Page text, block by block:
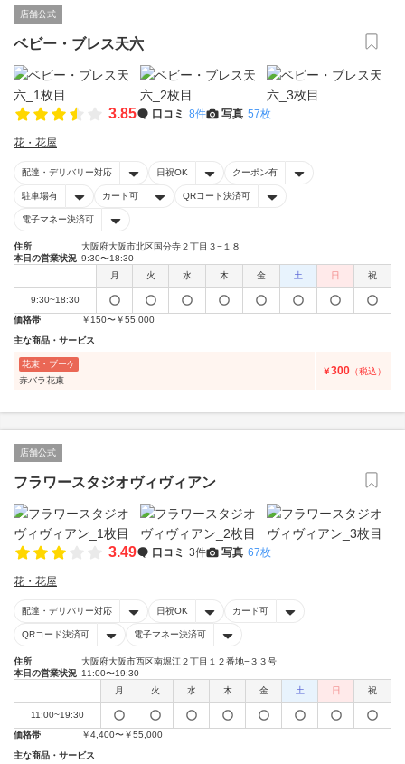
店舗公式
ベビー・ブレス天六
3.85 口コミ 8件 写真 57枚
花・花屋
配達・デリバリー対応 日祝OK クーポン有
駐車場有 カード可 QRコード決済可
電子マネー決済可
住所
大阪府大阪市北区国分寺２丁目３−１８
本日の営業状況 9:30〜18:30
月
火 水 木 金 土 日 祝
9:30~18:30
価格帯
￥150〜￥55,000
主な商品・サービス
花束・ブーケ
赤バラ花束
￥300 （税込）
店舗公式
フラワースタジオヴィヴィアン
3.49 口コミ 3件 写真 67枚
花・花屋
配達・デリバリー対応 日祝OK カード可
QRコード決済可 電子マネー決済可
住所
大阪府大阪市西区南堀江２丁目１２番地−３３号
本日の営業状況 11:00〜19:30
月
火 水 木 金 土 日 祝
11:00~19:30
価格帯
￥4,400〜￥55,000
主な商品・サービス